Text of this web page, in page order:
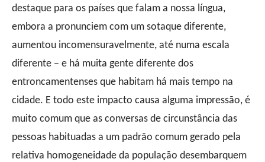
destaque para os países que falam a nossa língua,
embora a pronunciem com um sotaque diferente,
aumentou incomensuravelmente, até numa escala
diferente − e há muita gente diferente dos
entroncamentenses que habitam há mais tempo na
cidade. E todo este impacto causa alguma impressão, é
muito comum que as conversas de circunstância das
pessoas habituadas a um padrão comum gerado pela
relativa homogeneidade da população desembarquem